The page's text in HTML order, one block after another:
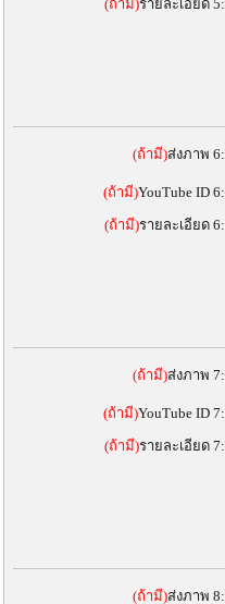
(ถ้ามี)รายละเอียด 5:
(ถ้ามี)ส่งภาพ 6:
(ถ้ามี)YouTube ID 6:
(ถ้ามี)รายละเอียด 6:
(ถ้ามี)ส่งภาพ 7:
(ถ้ามี)YouTube ID 7:
(ถ้ามี)รายละเอียด 7:
(ถ้ามี)ส่งภาพ 8: